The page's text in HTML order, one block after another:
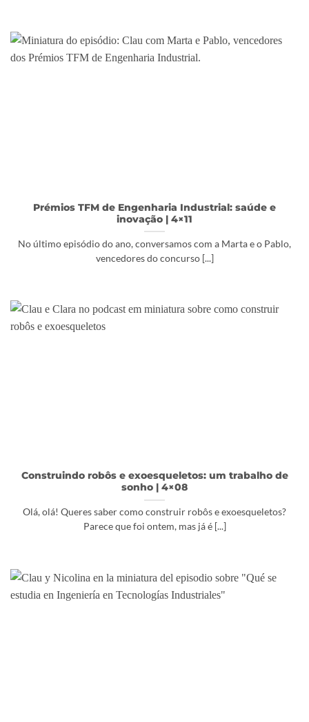
Prémios TFM de Engenharia Industrial: saúde e
inovação | 4×11
No último episódio do ano, conversamos com a Marta e o Pablo,
vencedores do concurso [...]
Construindo robôs e exoesqueletos: um trabalho de
sonho | 4×08
Olá, olá! Queres saber como construir robôs e exoesqueletos?
Parece que foi ontem, mas já é [...]